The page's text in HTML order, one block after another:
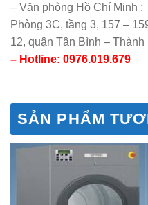
– Văn phòng Hồ Chí Minh :
Phòng 3C, tầng 3, 157 –
12, quận Tân Bình –
– Hotline: 0976.019.679
SẢN PHẨM